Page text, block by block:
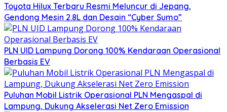
Toyota Hilux Terbaru Resmi Meluncur di Jepang,
Gendong Mesin 2.8L dan Desain “Cyber Sumo”
PLN UID Lampung Dorong 100% Kendaraan Operasional
Berbasis EV
Puluhan Mobil Listrik Operasional PLN Mengaspal di
Lampung, Dukung Akselerasi Net Zero Emission